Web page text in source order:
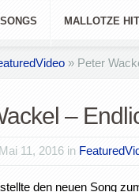
SONGS MALLOTZE
» Peter
–
11, 2016 in
den neuen Song